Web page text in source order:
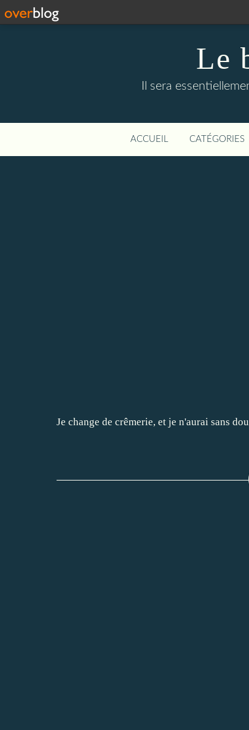
Le
Il sera
ACCUEIL CATÉGORIES
Je change de crêmerie, et je n'aurai sans